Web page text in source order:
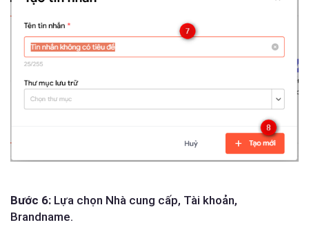
Bước 6: Lựa chọn Nhà cung cấp, Tài khoản,
Brandname.